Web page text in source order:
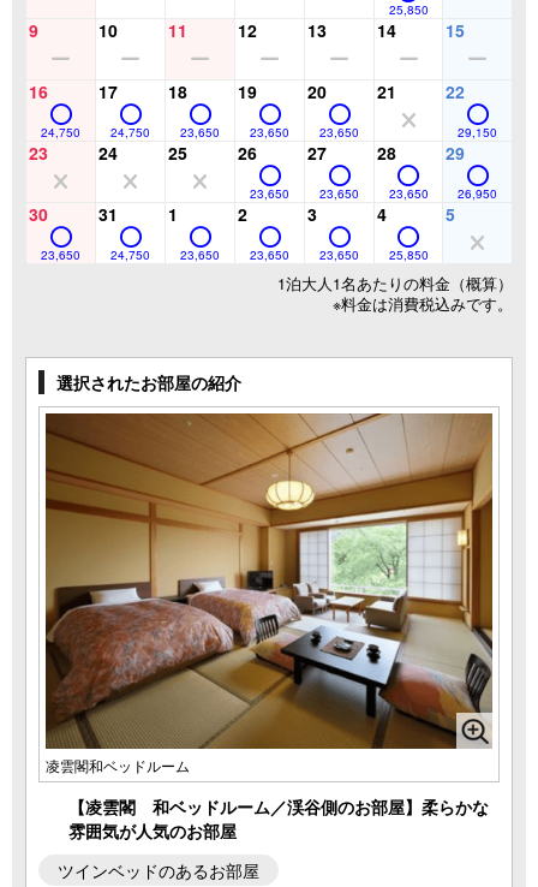
25,850
9 10 11 12 13 14 15
16
24,750
17
24,750
18
23,650
19
23,650
20
23,650
21 22
29,150
23 24 25 26
23,650
27
23,650
28
23,650
29
26,950
30
23,650
31
24,750
1
23,650
2
23,650
3
23,650
4
25,850
5
1泊大人1名あたりの料金（概算）
※料金は消費税込みです。
選択されたお部屋の紹介
凌雲閣和ベッドルーム
【凌雲閣 和ベッドルーム／渓谷側のお部屋】柔らかな
雰囲気が人気のお部屋
ツインベッドのあるお部屋